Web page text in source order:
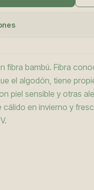
fibra bambú. Fibra
el algodón, tiene
piel sensible y otras
en invierno y